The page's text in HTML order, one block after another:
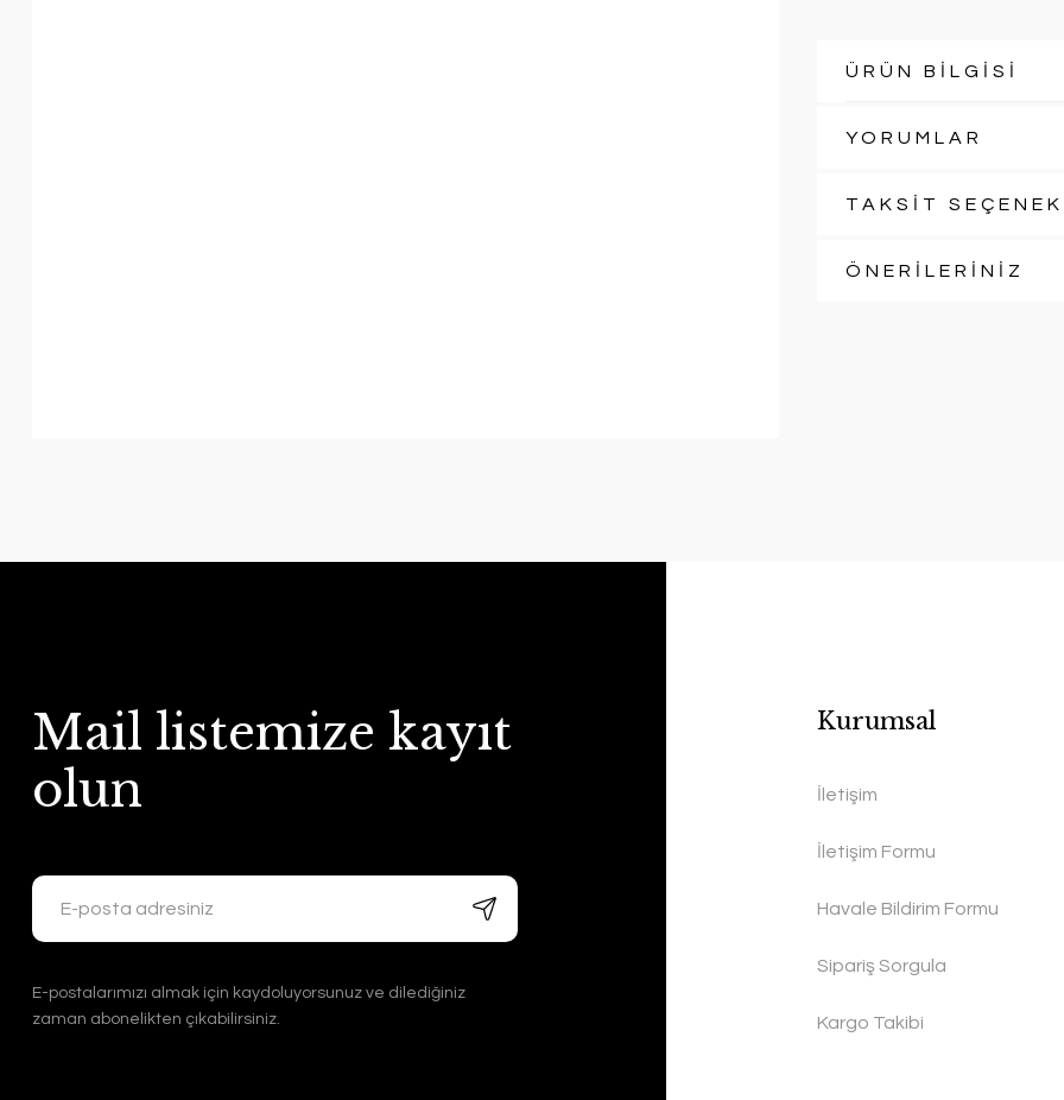
ÜRÜN BİLGİSİ
YORUMLAR
TAKSİT
ÖNERİLERİNİZ
Mail listemize kayıt
olun
E-postalarımızı almak için kaydoluyorsunuz ve dilediğiniz
zaman abonelikten çıkabilirsiniz.
Kurumsal
İletişim
İletişim Formu
Havale Bildirim Formu
Sipariş Sorgula
Kargo Takibi